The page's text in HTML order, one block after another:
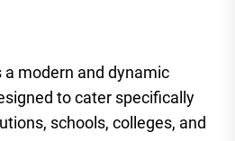
a modern and dynamic
to cater specifically
schools, colleges, and